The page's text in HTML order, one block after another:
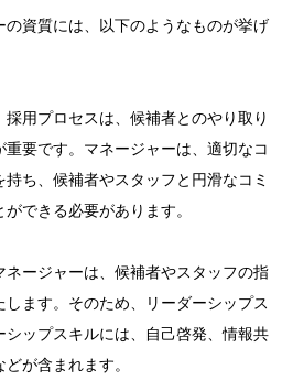
資質には、以下のようなものが挙げ
用プロセスは、候補者とのやり取り
要です。マネージャーは、適切なコ
ち、候補者やスタッフと円滑なコミ
できる必要があります。
ネージャーは、候補者やスタッフの指
ます。そのため、リーダーシップス
シップスキルには、自己啓発、情報共
が含まれます。